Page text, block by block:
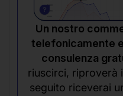
Un nostro
telefonicamente
consulenza
riuscirci, riproverà
seguito riceverai